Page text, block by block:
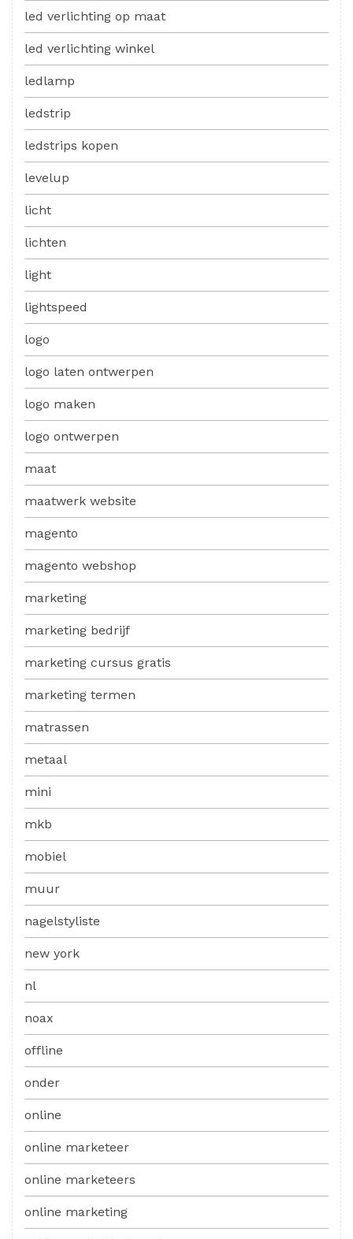
led verlichting op maat
led verlichting winkel
ledlamp
ledstrip
ledstrips kopen
levelup
licht
lichten
light
lightspeed
logo
logo laten ontwerpen
logo maken
logo ontwerpen
maat
maatwerk website
magento
magento webshop
marketing
marketing bedrijf
marketing cursus gratis
marketing termen
matrassen
metaal
mini
mkb
mobiel
muur
nagelstyliste
new york
nl
noax
offline
onder
online
online marketeer
online marketeers
online marketing